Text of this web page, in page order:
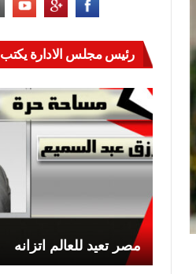
رئيس مجلس الادارة يكتب
مصر تعيد للعالم اتزانه